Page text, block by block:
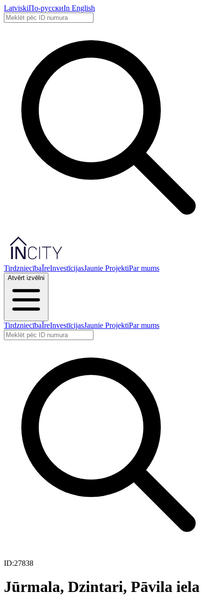
LatviskiПо-русскиIn English
TirdzniecībaĪreInvestīcijasJaunie ProjektiPar mums
Atvērt izvēlni
TirdzniecībaĪreInvestīcijasJaunie ProjektiPar mums
ID:27838
Jūrmala, Dzintari, Pāvila iela